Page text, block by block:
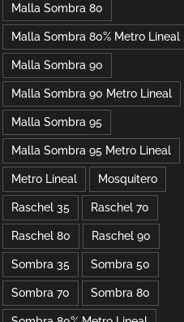
Malla Sombra 80
Malla Sombra 80% Metro Lineal
Malla Sombra 90
Malla Sombra 90 Metro Lineal
Malla Sombra 95
Malla Sombra 95 Metro Lineal
Metro Lineal Mosquitero
Raschel 35 Raschel 70
Raschel 80 Raschel 90
Sombra 35 Sombra 50
Sombra 70 Sombra 80